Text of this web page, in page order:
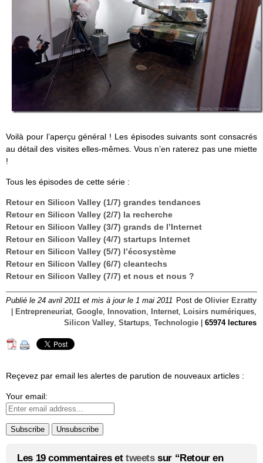
Voilà pour l’aperçu général ! Les épisodes suivants sont consacrés
au détail des visites elles-mêmes. Vous n’en raterez pas une miette
!
Tous les épisodes de cette série :
Retour en Silicon Valley (1/7) grandes tendances
Retour en Silicon Valley (2/7) la recherche
Retour en Silicon Valley (3/7) grands de l’Internet
Retour en Silicon Valley (4/7) startups Internet
Retour en Silicon Valley (5/7) l’écosystème
Retour en Silicon Valley (6/7) cleantechs
Retour en Silicon Valley (7/7) et nous et nous ?
Publié le 24 avril 2011 et mis à jour le 1 mai 2011 Post de Olivier Ezratty
Entrepreneuriat, Google, Innovation, Internet, Loisirs numériques,
Silicon Valley, Startups, Technologie 65974 lectures
Reçevez par email les alertes de parution de nouveaux articles :
Your email:
Les 19 commentaires et tweetssur “Retour en